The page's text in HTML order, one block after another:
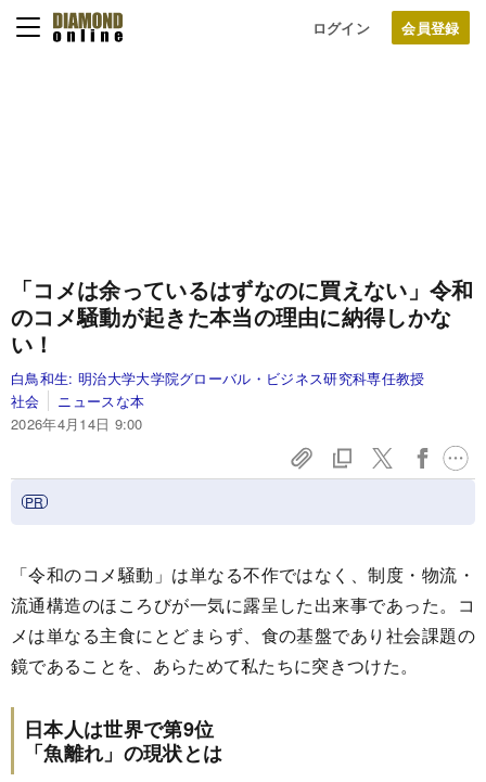
ログイン
「コメは余っているはずなのに買えない」令和
のコメ騒動が起きた本当の理由に納得しかな
い！
白鳥和生: 明治大学大学院グローバル・ビジネス研究科専任教授
社会
ニュースな本
2026年4月14日 9:00
「令和のコメ騒動」は単なる不作ではなく、制度・物流・
流通構造のほころびが一気に露呈した出来事であった。コ
メは単なる主食にとどまらず、食の基盤であり社会課題の
鏡であることを、あらためて私たちに突きつけた。
日本人は世界で第9位
「魚離れ」の現状とは